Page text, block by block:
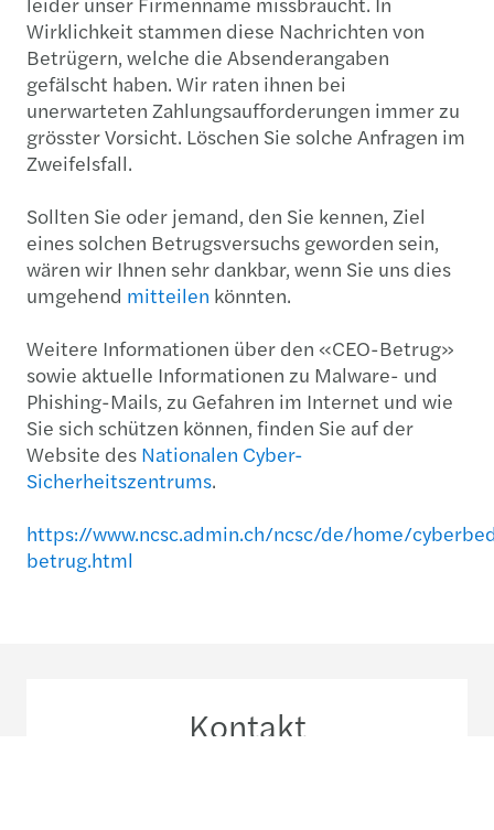
Wirklichkeit stammen diese Nachrichten von
Betrügern, welche die Absenderangaben
gefälscht haben. Wir raten ihnen bei
unerwarteten Zahlungsaufforderungen immer zu
grösster Vorsicht. Löschen Sie solche Anfragen im
Zweifelsfall.
Sollten Sie oder jemand, den Sie kennen, Ziel
eines solchen Betrugsversuchs geworden sein,
wären wir Ihnen sehr dankbar, wenn Sie uns dies
umgehend mitteilen könnten.
Weitere Informationen über den «CEO-Betrug»
sowie aktuelle Informationen zu Malware- und
Phishing-Mails, zu Gefahren im Internet und wie
Sie sich schützen können, finden Sie auf der
Website des Nationalen Cyber-
Sicherheitszentrums.
https://www.ncsc.admin.ch/ncsc/de/home/
betrug.html
Kontakt